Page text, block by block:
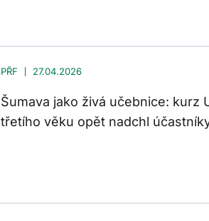
PŘF 27.04.2026
Šumava jako živá učebnice: kurz
třetího věku opět nadchl